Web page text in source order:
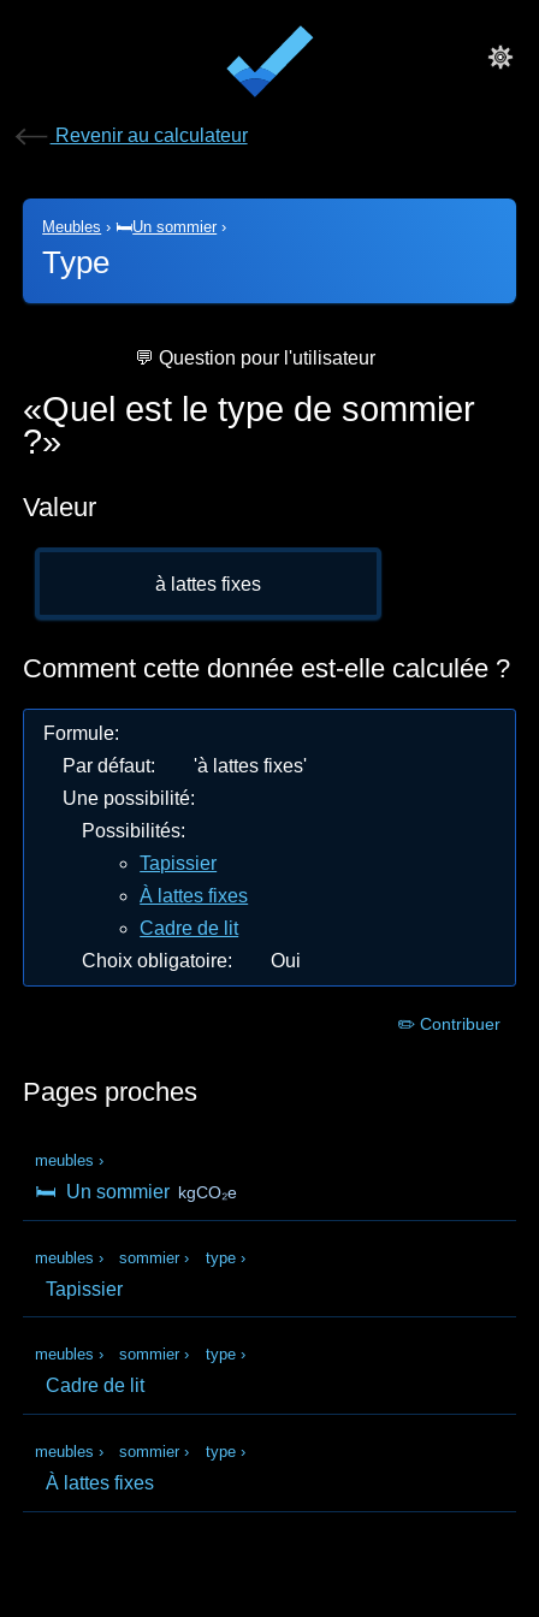
Revenir au calculateur
Meubles ›🛏️Un sommier ›
Type
💬 Question pour l'utilisateur
Quel est le type de sommier
?
Valeur
à lattes fixes
Comment cette donnée est-elle calculée ?
Formule:
Par défaut:
'à lattes fixes'
Une possibilité:
Possibilités:
Tapissier
À lattes fixes
Cadre de lit
Choix obligatoire: Oui
✏️ Contribuer
Pages proches
meubles ›
🛏️ Un sommier kgCO₂e
meubles › sommier › type ›
Tapissier
meubles › sommier › type ›
Cadre de lit
meubles › sommier › type ›
À lattes fixes